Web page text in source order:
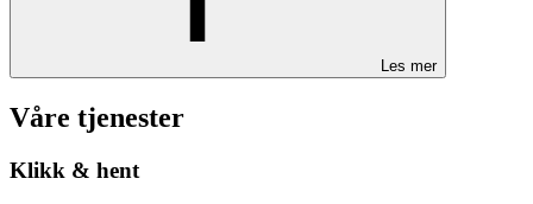
Les mer
Våre tjenester
Klikk & hent